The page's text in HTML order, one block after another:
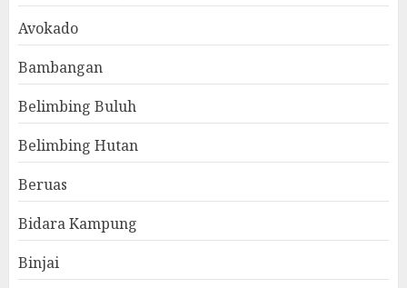
Avokado
Bambangan
Belimbing Buluh
Belimbing Hutan
Beruas
Bidara Kampung
Binjai